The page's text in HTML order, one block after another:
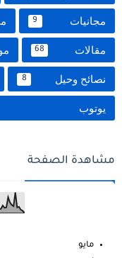
مجانيات 9
مقالات 68
نصائح وحيل 8
يوتوب
مشاهدة الصفحة
مايو